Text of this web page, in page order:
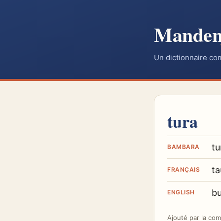
Un dictionnaire
tura
BAMBARA
FRANÇAIS
ENGLISH
Ajouté par la